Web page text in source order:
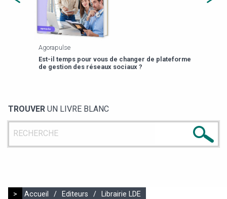
Agorapulse
Est-il temps pour vous de changer de plateforme
de gestion des réseaux sociaux ?
TROUVER UN LIVRE BLANC
> Accueil / Editeurs / Librairie LDE